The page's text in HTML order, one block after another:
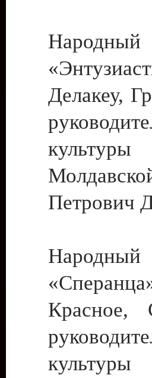
Делакеу,
Петрович
Красное,